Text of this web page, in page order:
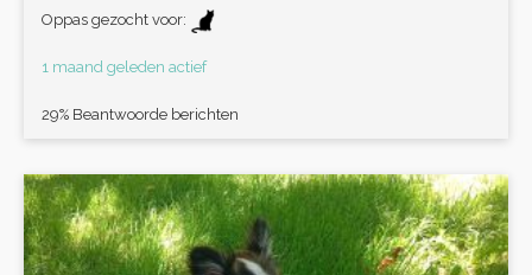
Oppas gezocht voor:
1 maand geleden actief
29% Beantwoorde berichten